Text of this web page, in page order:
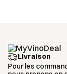
Livraison
Pour les